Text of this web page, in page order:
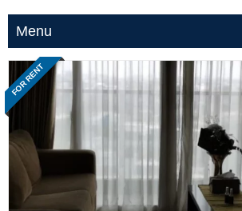
Menu
FOR RENT